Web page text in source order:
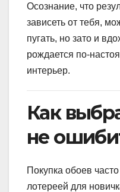
Осознание, что
зависеть от тебя,
пугать, но зато и
рождается по-
интерьер.
Как
не
Покупка обоев
лотереей для